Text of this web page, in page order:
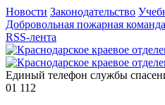
Новости Законодательство
Добровольная пожарная команда
RSS-лента
Единый телефон службы
01 112